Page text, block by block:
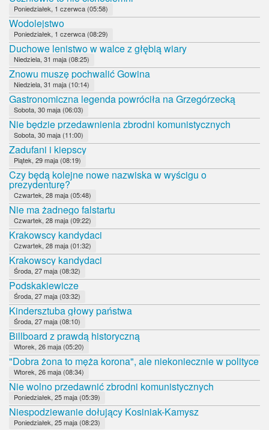
Poniedziałek, 1 czerwca (05:58)
Wodolejstwo
Poniedziałek, 1 czerwca (08:29)
Duchowe lenistwo w walce z głębią wiary
Niedziela, 31 maja (08:25)
Znowu muszę pochwalić Gowina
Niedziela, 31 maja (10:14)
Gastronomiczna legenda powróciła na Grzegórzecką
Sobota, 30 maja (06:03)
Nie będzie przedawnienia zbrodni komunistycznych
Sobota, 30 maja (11:00)
Zadufani i kiepscy
Piątek, 29 maja (08:19)
Czy będą kolejne nowe nazwiska w wyścigu o
prezydenturę?
Czwartek, 28 maja (05:48)
Nie ma żadnego falstartu
Czwartek, 28 maja (09:22)
Krakowscy kandydaci
Czwartek, 28 maja (01:32)
Krakowscy kandydaci
Środa, 27 maja (08:32)
Podskakiewicze
Środa, 27 maja (03:32)
Kindersztuba głowy państwa
Środa, 27 maja (08:10)
Billboard z prawdą historyczną
Wtorek, 26 maja (05:20)
"Dobra żona to męża korona", ale niekoniecznie w polityce
Wtorek, 26 maja (08:34)
Nie wolno przedawnić zbrodni komunistycznych
Poniedziałek, 25 maja (05:39)
Niespodziewanie dołujący Kosiniak-Kamysz
Poniedziałek, 25 maja (08:23)